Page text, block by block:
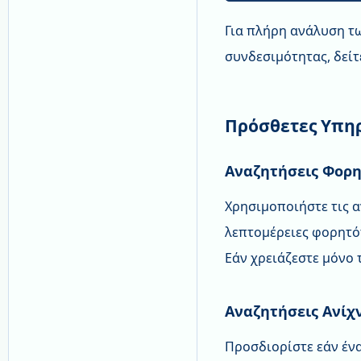
Για πλήρη ανάλυση
συνδεσιμότητας,
Πρόσθετες
Αναζητήσεις
Χρησιμοποιήστε τις
λεπτομέρειες
Εάν χρειάζεστε
Αναζητήσεις
Προσδιορίστε εάν